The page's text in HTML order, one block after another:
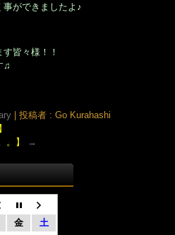
ができましたよ♪
皆々様！！
♫
投稿者 : Go Kurahashi
。】
→
金
土